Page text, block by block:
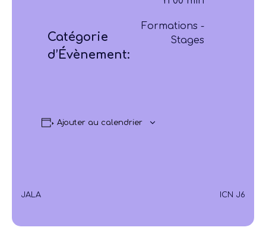
Catégorie
d’Évènement:
Formations -
Stages
Ajouter au calendrier
JALA ICN J6